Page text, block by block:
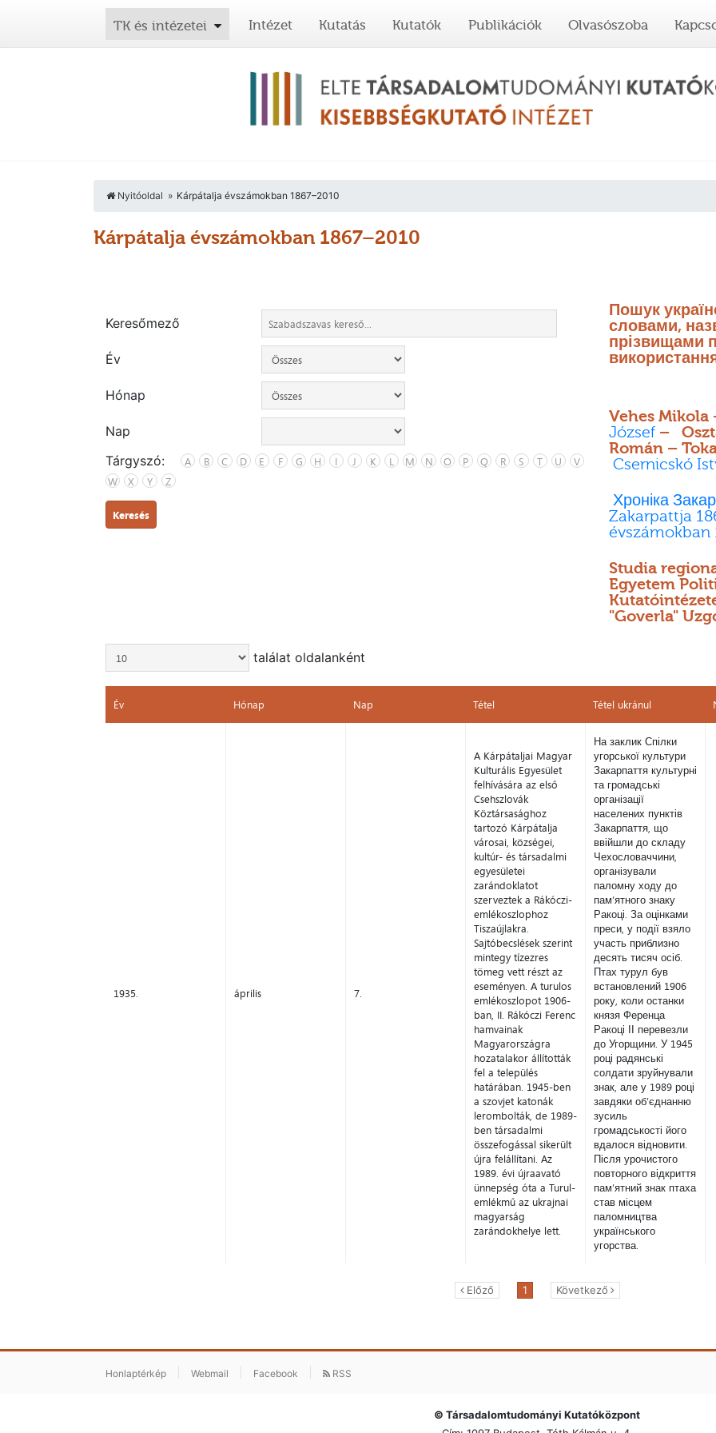
TK és intézetei Intézet Kutatás Kutatók Publikációk Olvasószoba
Nyitóoldal Kárpátalja évszámokban 1867–2010
Kárpátalja évszámokban 1867–2010
Keresőmező
Év
Hónap
Nap
Tárgyszó:
A B C D E F G H I J K L M N O P Q R S T U
V
W
X Y Z
Keresés
Пошук
словами,
прізвищами
Vehes Mikola
József –
Román –
Csernicskó
Хроніка
Zakarpattja
évszámokban
Studia
Egyetem
"Goverla"
találat oldalanként
Év Hónap Nap Tétel Tétel ukránul
Év
Hónap Nap Tétel Tétel ukránul
1935. április 7.
A Kárpátaljai Magyar
Kulturális Egyesület
felhívására az első
Csehszlovák
Köztársasághoz
tartozó Kárpátalja
városai, községei,
kultúr- és társadalmi
egyesületei
zarándoklatot
szerveztek a Rákóczi-
emlékoszlophoz
Tiszaújlakra.
Sajtóbecslések szerint
mintegy tízezres
tömeg vett részt az
eseményen. A turulos
emlékoszlopot 1906-
ban, II. Rákóczi Ferenc
hamvainak
Magyarországra
hozatalakor állították
fel a település
határában. 1945-ben
a szovjet katonák
lerombolták, de 1989-
ben társadalmi
összefogással sikerült
újra felállítani. Az
1989. évi újraavató
ünnepség óta a Turul-
emlékmű az ukrajnai
magyarság
zarándokhelye lett.
На заклик Спілки
угорської культури
Закарпаття культурні
та громадські
організації
населених пунктів
Закарпаття, що
ввійшли до складу
Чехословаччини,
організували
паломну ходу до
пам’ятного знаку
Ракоці. За оцінками
преси, у події взяло
участь приблизно
десять тисяч осіб.
Птах турул був
встановлений 1906
року, коли останки
князя Ференца
Ракоці ІІ перевезли
до Угорщини. У 1945
році радянські
солдати зруйнували
знак, але у 1989 році
завдяки об’єднанню
зусиль
громадськості його
вдалося відновити.
Після урочистого
повторного відкриття
пам’ятний знак птаха
став місцем
паломництва
українського
угорства.
Előző 1 Következő
Honlaptérkép Webmail Facebook RSS
© Társadalomtudományi Kutatóközpont